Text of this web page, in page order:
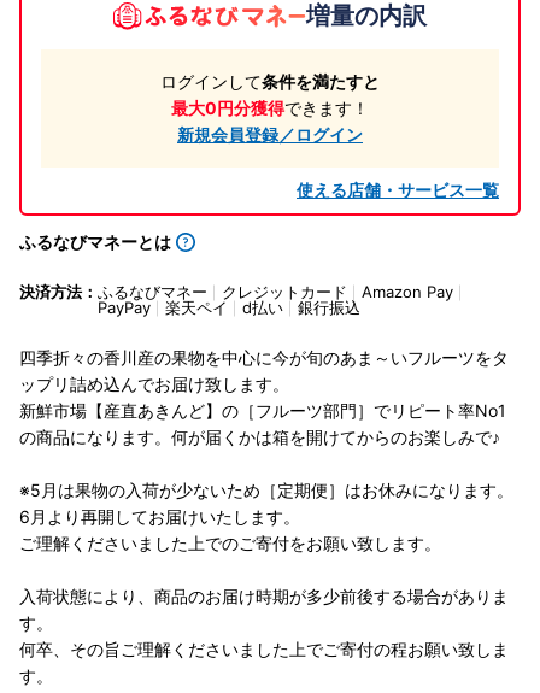
増量の内訳
ログインして条件を満たすと
最大0円分獲得できます！
新規会員登録／ログイン
使える店舗・サービス一覧
ふるなびマネーとは
決済方法： ふるなびマネー クレジットカード
Amazon Pay
PayPay
楽天ペイ d払い 銀行振込
四季折々の香川産の果物を中心に今が旬のあま～いフルーツをタ
ップリ詰め込んでお届け致します。
新鮮市場【産直あきんど】の［フルーツ部門］でリピート率No1
の商品になります。何が届くかは箱を開けてからのお楽しみで♪
※5月は果物の入荷が少ないため［定期便］はお休みになります。
6月より再開してお届けいたします。
ご理解くださいました上でのご寄付をお願い致します。
入荷状態により、商品のお届け時期が多少前後する場合がありま
す。
何卒、その旨ご理解くださいました上でご寄付の程お願い致しま
す。